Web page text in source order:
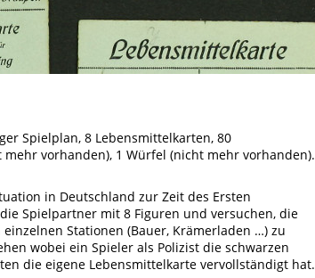
Spielplan, 8 Lebensmittelkarten, 80
vorhanden), 1 Würfel (nicht mehr vorhanden).
in Deutschland zur Zeit des Ersten
Spielpartner mit 8 Figuren und versuchen, die
Stationen (Bauer, Krämerladen …) zu
wobei ein Spieler als Polizist die schwarzen
die eigene Lebensmittelkarte vervollständigt hat.